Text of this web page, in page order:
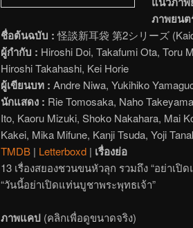
ภาพยน
ชื่อต้นฉบับ :怪談新耳袋 第2シリーズ
ผู้กำกับ : Hiroshi Doi, Takafumi Ota, Toru
Hiroshi Takahashi, Kei Horie
ผู้เขียนบท : Andre Niwa, Yukihiko
นักแสดง : Rie Tomosaka, Naho
Ito, Kaoru Mizuki, Shoko Nakahara, Mai
Kakei, Mika Mifune, Kanji Tsuda, Yoji
TMDB | Letterboxd | เรื่องย่อ
13 เรื่องสยองชวนขนหัวลุก รวมถึง “อย่าเ
“วันนี้อย่าเปิดแท่นบูชาพระพุทธเจ้า”
ภาพแคป (คลิกเพื่อดูขนาดจริง)